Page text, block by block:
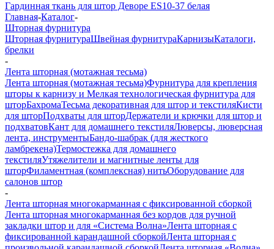
Гардинная ткань для штор Деворе ES10-37 белая
Главная-Каталог-
Шторная фурнитура
Шторная фурнитураШвейная фурнитураКарнизыКаталоги,
брелки
-
Лента шторная (мотажная тесьма)
Лента шторная (мотажная тесьма)Фурнитура для крепления
шторы к карнизу и Мелкая технологическая фурнитура для
шторБахромаТесьма декоративная для штор и текстиляКисти
для шторПодхваты для шторДержатели и крючки для штор и
подхватовКант для домашнего текстиляЛюверсы, люверсная
лента, инструментыБандо-шабрак (для жесткого
ламбрекена)Термостежка для домашнего
текстиляУтяжелители и магнитные ленты для
шторФиламентная (комплексная) нитьОборудование для
салонов штор
-
Лента шторная многокарманная с фиксированной сборкой
Лента шторная многокарманная без кордов для ручной
закладки штор и для «Система Волна»Лента шторная с
фиксированной карандашной сборкойЛента шторная с